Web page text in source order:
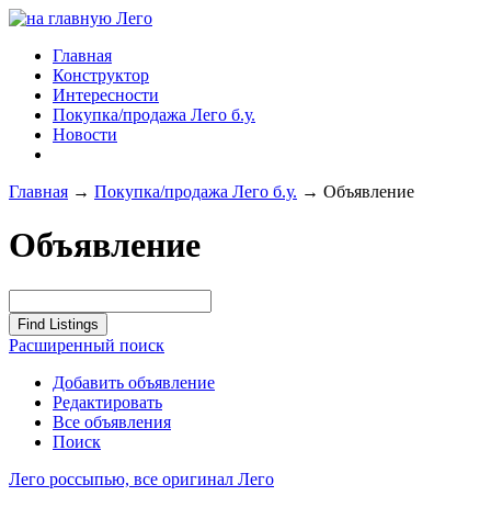
Главная
Конструктор
Интересности
Покупка/продажа Лего б.у.
Новости
Главная → Покупка/продажа Лего б.у. → Объявление
Объявление
Расширенный поиск
Добавить объявление
Редактировать
Все объявления
Поиск
Лего россыпью, все оригинал Лего